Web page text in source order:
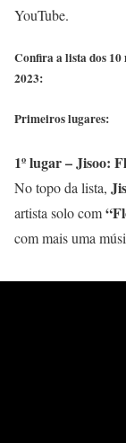
YouTube.
Confira a lista dos 10
2023:
Primeiros lugares:
1º lugar – Jisoo:
No topo da lista,
artista solo com
com mais uma